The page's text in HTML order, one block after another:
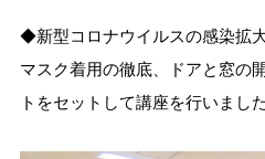
◆新型コロナウイルスの感染拡
マスク着用の徹底、ドアと窓の
トをセットして講座を行いました